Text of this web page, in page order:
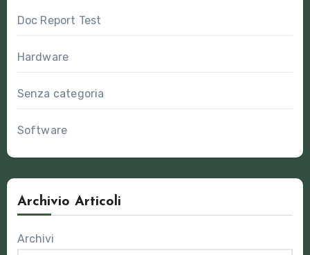
Doc Report Test
Hardware
Senza categoria
Software
Archivio Articoli
Archivi